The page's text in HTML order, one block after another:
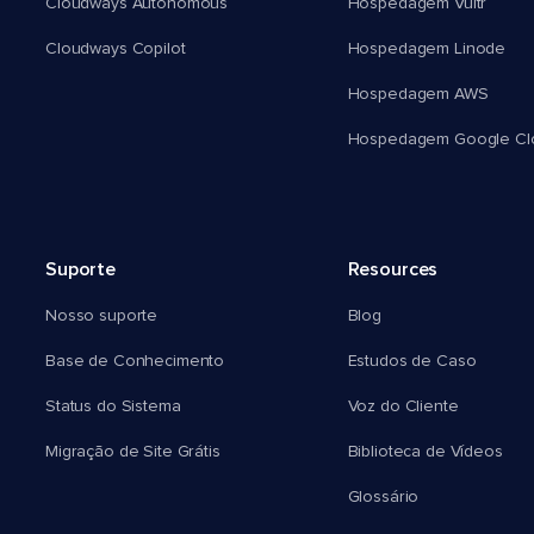
Cloudways Autonomous
Cloudways Copilot
Hospedagem Vultr
Hospedagem Linode
Hospedagem AWS
Hospedagem Google
Suporte
Nosso suporte
Base de Conhecimento
Status do Sistema
Migração de Site Grátis
Resources
Blog
Estudos de Caso
Voz do Cliente
Biblioteca de Vídeos
Glossário